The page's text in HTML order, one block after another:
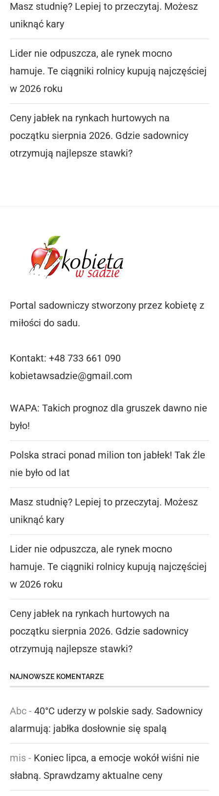
Masz studnię? Lepiej to przeczytaj. Możesz
uniknąć kary
Lider nie odpuszcza, ale rynek mocno
hamuje. Te ciągniki rolnicy kupują najczęściej
w 2026 roku
Ceny jabłek na rynkach hurtowych na
początku sierpnia 2026. Gdzie sadownicy
otrzymują najlepsze stawki?
Portal sadowniczy stworzony przez kobietę z
miłości do sadu.
Kontakt: +48 733 661 090
kobietawsadzie@gmail.com
WAPA: Takich prognoz dla gruszek dawno nie
było!
Polska straci ponad milion ton jabłek! Tak źle
nie było od lat
Masz studnię? Lepiej to przeczytaj. Możesz
uniknąć kary
Lider nie odpuszcza, ale rynek mocno
hamuje. Te ciągniki rolnicy kupują najczęściej
w 2026 roku
Ceny jabłek na rynkach hurtowych na
początku sierpnia 2026. Gdzie sadownicy
otrzymują najlepsze stawki?
NAJNOWSZE KOMENTARZE
Abc - 40°C uderzy w polskie sady. Sadownicy
alarmują: jabłka dosłownie się spalą
mis - Koniec lipca, a emocje wokół wiśni nie
słabną. Sprawdzamy aktualne ceny